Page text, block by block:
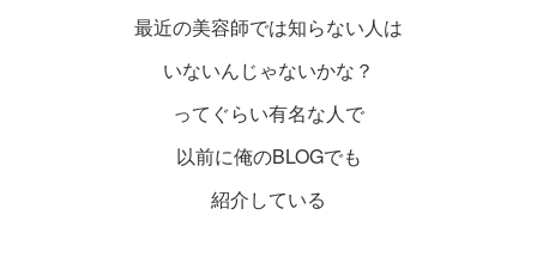
最近の美容師では知らない人は
いないんじゃないかな？
ってぐらい有名な人で
以前に俺のBLOGでも
紹介している